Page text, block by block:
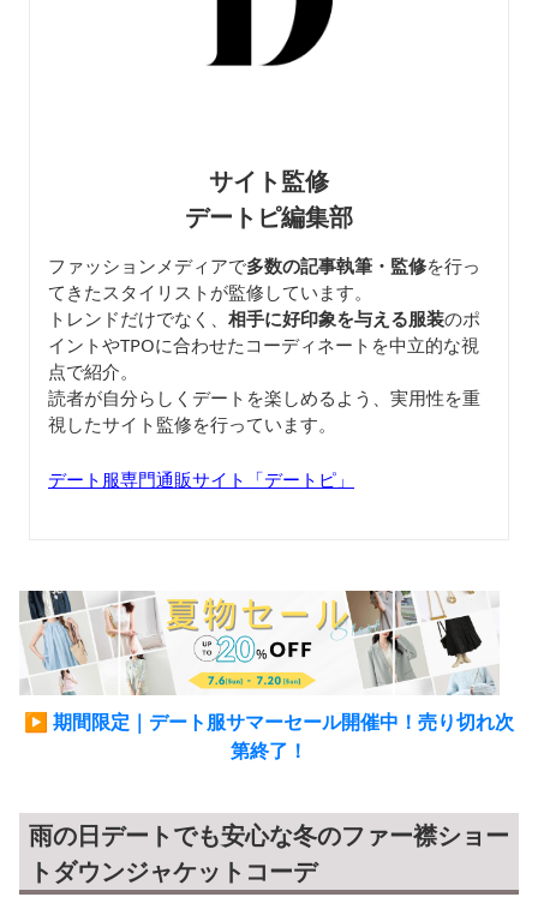
サイト監修
デートピ編集部
ファッションメディアで多数の記事執筆・監修を行っ
てきたスタイリストが監修しています。
トレンドだけでなく、 相手に好印象を与える服装のポ
イントやTPOに合わせたコーディネートを中立的な視
点で紹介。
読者が自分らしくデートを楽しめるよう、実用性を重
視したサイト監修を行っています。
デート服専門通販サイト「デートピ」
▶ 期間限定｜デート服サマーセール開催中！売り切れ次
第終了！
雨の日デートでも安心な冬のファー襟ショー
トダウンジャケットコーデ